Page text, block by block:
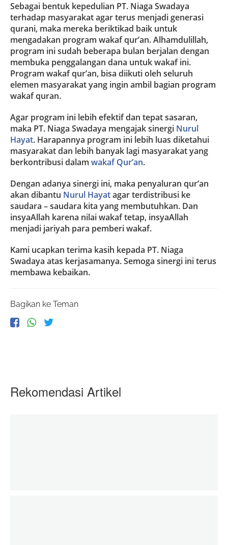
Sebagai bentuk kepedulian PT. Niaga Swadaya
terhadap masyarakat agar terus menjadi generasi
qurani, maka mereka beriktikad baik untuk
mengadakan program wakaf qur’an. Alhamdulillah,
program ini sudah beberapa bulan berjalan dengan
membuka penggalangan dana untuk wakaf ini.
Program wakaf qur’an, bisa diikuti oleh seluruh
elemen masyarakat yang ingin ambil bagian program
wakaf quran.
Agar program ini lebih efektif dan tepat sasaran,
maka PT. Niaga Swadaya mengajak sinergi Nurul
Hayat. Harapannya program ini lebih luas diketahui
masyarakat dan lebih banyak lagi masyarakat yang
berkontribusi dalam wakaf Qur’an.
Dengan adanya sinergi ini, maka penyaluran qur’an
akan dibantu Nurul Hayatagar terdistribusi ke
saudara – saudara kita yang membutuhkan. Dan
insyaAllah karena nilai wakaf tetap, insyaAllah
menjadi jariyah para pemberi wakaf.
Kami ucapkan terima kasih kepada PT. Niaga
Swadaya atas kerjasamanya. Semoga sinergi ini terus
membawa kebaikan.
Bagikan ke Teman
Rekomendasi Artikel